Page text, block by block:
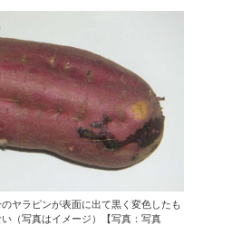
ヤラピンが表面に出て黒く変色したも
（写真はイメージ）【写真：写真